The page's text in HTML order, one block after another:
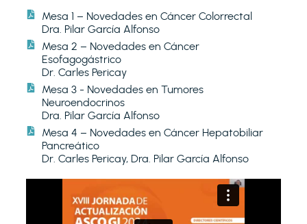
Mesa 1 – Novedades en Cáncer Colorrectal
Dra. Pilar García Alfonso
Mesa 2 – Novedades en Cáncer
Esofagogástrico
Dr. Carles Pericay
Mesa 3 - Novedades en Tumores
Neuroendocrinos
Dra. Pilar García Alfonso
Mesa 4 – Novedades en Cáncer Hepatobiliar
Pancreático
Dr. Carles Pericay, Dra. Pilar García Alfonso